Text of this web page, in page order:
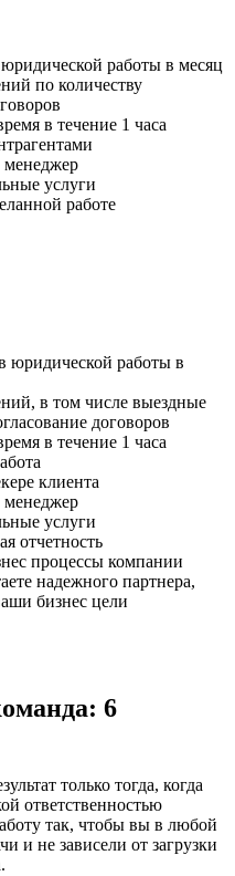
работы в месяц
по количеству
в течение 1 часа
менеджер
услуги
работе
юридической работы в
в том числе выездные
договоров
в течение 1 часа
клиента
менеджер
услуги
отчетность
процессы компании
надежного партнера,
бизнес цели
6
только тогда, когда
ответственностью
так, чтобы вы в любой
и не зависели от загрузки